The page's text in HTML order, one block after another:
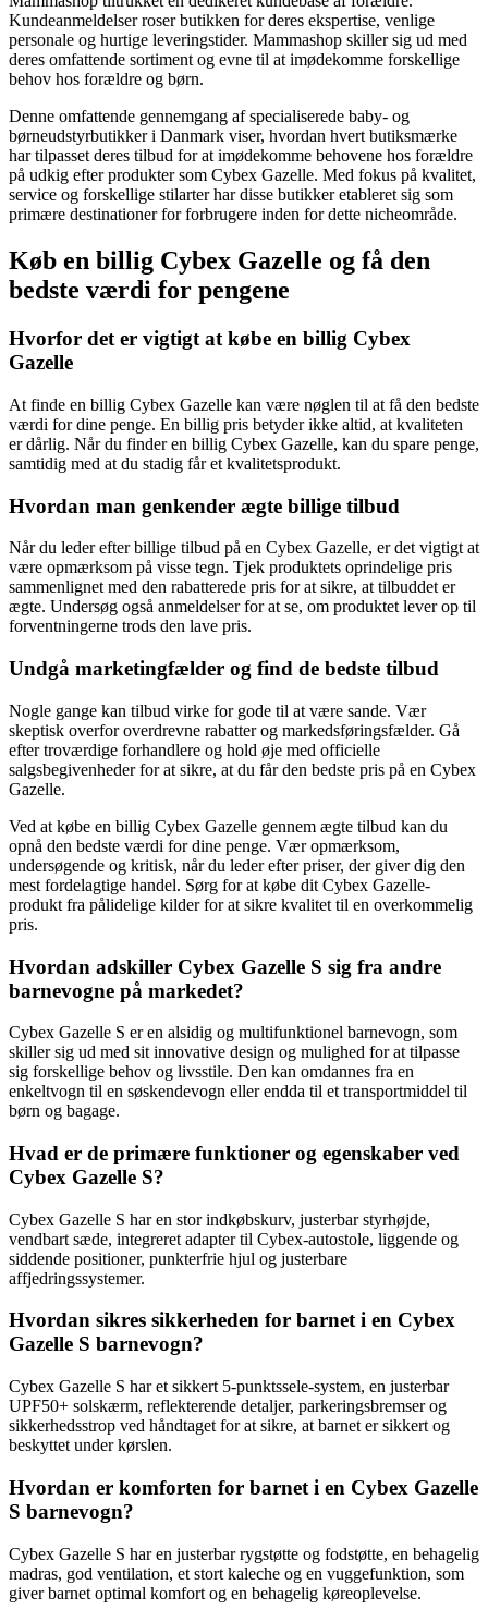
Kundeanmeldelser roser butikken for deres ekspertise, venlige
personale og hurtige leveringstider. Mammashop skiller sig ud med
deres omfattende sortiment og evne til at imødekomme forskellige
behov hos forældre og børn.
Denne omfattende gennemgang af specialiserede baby- og
børneudstyrbutikker i Danmark viser, hvordan hvert butiksmærke
har tilpasset deres tilbud for at imødekomme behovene hos forældre
på udkig efter produkter som Cybex Gazelle. Med fokus på kvalitet,
service og forskellige stilarter har disse butikker etableret sig som
primære destinationer for forbrugere inden for dette nicheområde.
Køb en billig Cybex Gazelle og få den
bedste værdi for pengene
Hvorfor det er vigtigt at købe en billig Cybex
Gazelle
At finde en billig Cybex Gazelle kan være nøglen til at få den bedste
værdi for dine penge. En billig pris betyder ikke altid, at kvaliteten
er dårlig. Når du finder en billig Cybex Gazelle, kan du spare penge,
samtidig med at du stadig får et kvalitetsprodukt.
Hvordan man genkender ægte billige tilbud
Når du leder efter billige tilbud på en Cybex Gazelle, er det vigtigt at
være opmærksom på visse tegn. Tjek produktets oprindelige pris
sammenlignet med den rabatterede pris for at sikre, at tilbuddet er
ægte. Undersøg også anmeldelser for at se, om produktet lever op til
forventningerne trods den lave pris.
Undgå marketingfælder og find de bedste tilbud
Nogle gange kan tilbud virke for gode til at være sande. Vær
skeptisk overfor overdrevne rabatter og markedsføringsfælder. Gå
efter troværdige forhandlere og hold øje med officielle
salgsbegivenheder for at sikre, at du får den bedste pris på en Cybex
Gazelle.
Ved at købe en billig Cybex Gazelle gennem ægte tilbud kan du
opnå den bedste værdi for dine penge. Vær opmærksom,
undersøgende og kritisk, når du leder efter priser, der giver dig den
mest fordelagtige handel. Sørg for at købe dit Cybex Gazelle-
produkt fra pålidelige kilder for at sikre kvalitet til en overkommelig
pris.
Hvordan adskiller Cybex Gazelle S sig fra andre
barnevogne på markedet?
Cybex Gazelle S er en alsidig og multifunktionel barnevogn, som
skiller sig ud med sit innovative design og mulighed for at tilpasse
sig forskellige behov og livsstile. Den kan omdannes fra en
enkeltvogn til en søskendevogn eller endda til et transportmiddel til
børn og bagage.
Hvad er de primære funktioner og egenskaber ved
Cybex Gazelle S?
Cybex Gazelle S har en stor indkøbskurv, justerbar styrhøjde,
vendbart sæde, integreret adapter til Cybex-autostole, liggende og
siddende positioner, punkterfrie hjul og justerbare
affjedringssystemer.
Hvordan sikres sikkerheden for barnet i en Cybex
Gazelle S barnevogn?
Cybex Gazelle S har et sikkert 5-punktssele-system, en justerbar
UPF50+ solskærm, reflekterende detaljer, parkeringsbremser og
sikkerhedsstrop ved håndtaget for at sikre, at barnet er sikkert og
beskyttet under kørslen.
Hvordan er komforten for barnet i en Cybex Gazelle
S barnevogn?
Cybex Gazelle S har en justerbar rygstøtte og fodstøtte, en behagelig
madras, god ventilation, et stort kaleche og en vuggefunktion, som
giver barnet optimal komfort og en behagelig køreoplevelse.